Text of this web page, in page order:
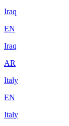
Iraq
EN
Iraq
AR
Italy
EN
Italy